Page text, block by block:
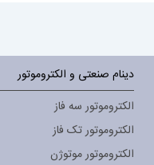
دینام صنعتی و الکتروموتور
الکتروموتور سه فاز
الکتروموتور تک فاز
الکتروموتور موتوژن